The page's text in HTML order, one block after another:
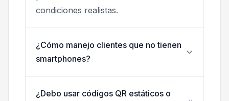
condiciones realistas.
¿Cómo manejo clientes que no tienen
smartphones?
¿Debo usar códigos QR estáticos o